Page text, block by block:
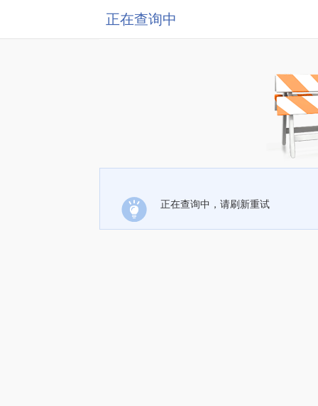
正在查询中
正在查询中，请刷新重试